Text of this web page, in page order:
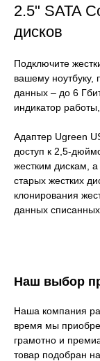
2.5" SATA
дисков
Подключите
вашему ноутбуку,
данных – до 6
индикатор
Адаптер Ugreen
доступ к 2,5-
жестким дискам, а
старых жестких
клонирования
данных
Наш выбор
Наша компания
время мы
грамотно и
товар подобран